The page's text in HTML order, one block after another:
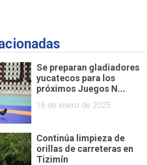
Se preparan gladiadores
yucatecos para los
próximos Juegos N...
16 de enero de 2025
Continúa limpieza de
orillas de carreteras en
Tizimín